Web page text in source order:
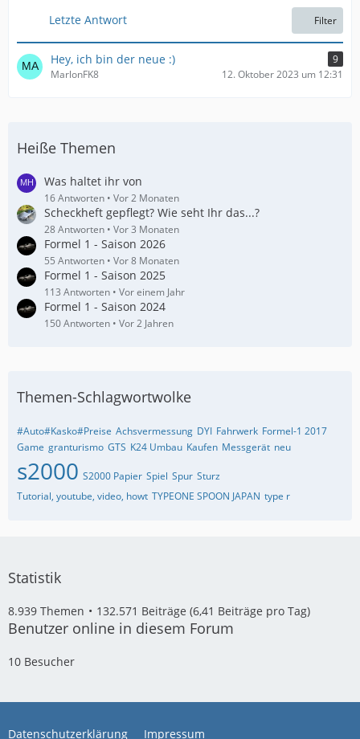
ä
g
e
Letzte Antwort Filter
Hey, ich bin der neue :)
9
MarlonFK8
12. Oktober 2023 um 12:31
Heiße Themen
Was haltet ihr von
16 Antworten Vor 2 Monaten
Scheckheft gepflegt? Wie seht Ihr das...?
28 Antworten Vor 3 Monaten
Formel 1 - Saison 2026
55 Antworten Vor 8 Monaten
Formel 1 - Saison 2025
113 Antworten Vor einem Jahr
Formel 1 - Saison 2024
150 Antworten Vor 2 Jahren
Themen-Schlagwortwolke
#Auto#Kasko#Preise Achsvermessung DYI Fahrwerk Formel-1 2017
Game granturismo GTS K24 Umbau Kaufen Messgerät neu
s2000 S2000 Papier Spiel Spur Sturz
Tutorial, youtube, video, howt TYPEONE SPOON JAPAN type r
Statistik
8.939 Themen 132.571 Beiträge (6,41 Beiträge pro Tag)
Benutzer online in diesem Forum
10 Besucher
Datenschutzerklärung Impressum